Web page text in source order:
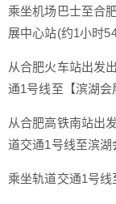
乘坐机场巴士至合
展中心站(约1小时
从合肥火车站出发
通1号线至【滨湖
从合肥高铁南站出
道交通1号线至滨
乘坐轨道交通1号